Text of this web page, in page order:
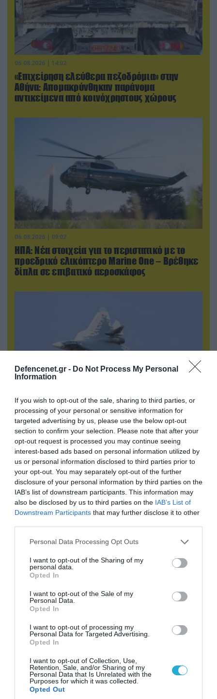
Defencenet.gr - Do Not Process My Personal
Information
If you wish to opt-out of the sale, sharing to third parties, or
processing of your personal or sensitive information for
targeted advertising by us, please use the below opt-out
section to confirm your selection. Please note that after your
opt-out request is processed you may continue seeing
interest-based ads based on personal information utilized by
us or personal information disclosed to third parties prior to
your opt-out. You may separately opt-out of the further
disclosure of your personal information by third parties on the
IAB’s list of downstream participants. This information may
also be disclosed by us to third parties on the IAB’s List of
Downstream Participants that may further disclose it to other
Please note that this website/app uses one or more Google
not limited to your visit or usage behaviour. You may click to
grant or deny consent to Google and its third-party tags to
use your data for below specified purposes in below Google
consent section.
Personal Data Processing Opt Outs
I want to opt-out of the Sharing of my
personal data.
Opted In
I want to opt-out of the Sale of my
Personal Data.
Opted In
I want to opt-out of processing my
Personal Data for Targeted Advertising.
Opted In
I want to opt-out of Collection, Use,
Retention, Sale, and/or Sharing of my
Personal Data that Is Unrelated with the
Purposes for which it was collected.
Opted Out
06.08.2026 | 14:02
«Επιχείρηση ελεύθερα πεζοδρόμια» στην
Αθήνα: Απομακρύνθηκαν παράνομα
αντικείμενα από κοινόχρηστους χώρους
06.08.2026 | 09:02
ΗΠΑ: Nέα στοιχεία για το περιστατικό με το
προεδρικό ελικόπτερο Marine One – Βρέθηκε
δίπλα σε επιβατικό αεροσκάφος
06.08.2026 | 10:02
Ανησυχία στην Δύση: H Ρωσία εξοπλίζει τα Su-
57 με νέους πυραύλους που «κυνηγούν» τον
στόχο μέσα από παρεμβολές!
ΠΟΛΙΤΙΚΗ
06.08.2026 | 14:02
«Επιχείρηση ελεύθερα πεζοδρόμια» στην
Αθήνα: Απομακρύνθηκαν παράνομα